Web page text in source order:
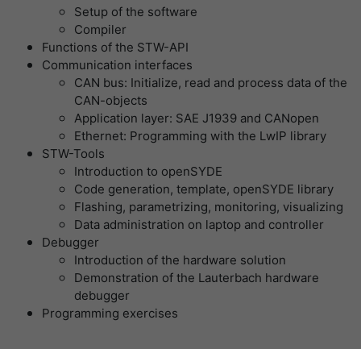
Setup of the software
Compiler
Functions of the STW-API
Communication interfaces
CAN bus: Initialize, read and process data of the
CAN-objects
Application layer: SAE J1939 and CANopen
Ethernet: Programming with the LwIP library
STW-Tools
Introduction to openSYDE
Code generation, template, openSYDE library
Flashing, parametrizing, monitoring, visualizing
Data administration on laptop and controller
Debugger
Introduction of the hardware solution
Demonstration of the Lauterbach hardware
debugger
Programming exercises
提供者 谷歌
寿命 一天
谷歌分析使用此cookie来帮助降低请求速
度，并将数据收集限制在流量较高的网站
上。
名字 _pk_id
提供者 Matomo
1 Jahr und 1 Monat
Matomo setzt dieses Cookie, um eine
eindeutige Benutzer-ID zu speichern.
1 Tag
目的
Wird für die Datenweiterleitung von
einem Server an einen anderen
verwendet.
bcookie
提供者 LinkedIn
2 Jahre
目的
Browser-ID-Cookie zur eindeutigen
Identifizierung von Geräten, die auf
LinkedIn-Dienste zugreifen.